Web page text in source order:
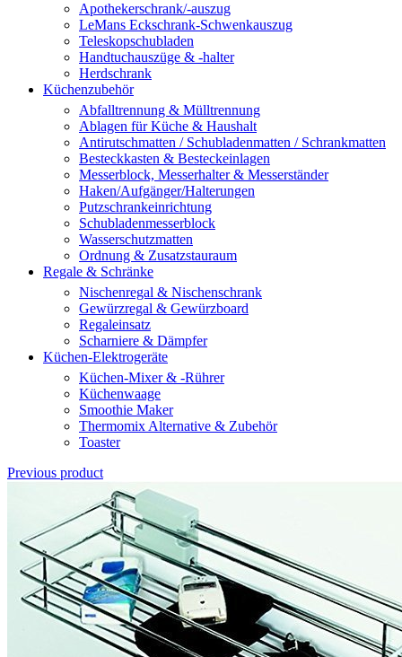
Apothekerschrank/-auszug
LeMans Eckschrank-Schwenkauszug
Teleskopschubladen
Handtuchauszüge & -halter
Herdschrank
Küchenzubehör
Abfalltrennung & Mülltrennung
Ablagen für Küche & Haushalt
Antirutschmatten / Schubladenmatten / Schrankmatten
Besteckkasten & Besteckeinlagen
Messerblock, Messerhalter & Messerständer
Haken/Aufgänger/Halterungen
Putzschrankeinrichtung
Schubladenmesserblock
Wasserschutzmatten
Ordnung & Zusatzstauraum
Regale & Schränke
Nischenregal & Nischenschrank
Gewürzregal & Gewürzboard
Regaleinsatz
Scharniere & Dämpfer
Küchen-Elektrogeräte
Küchen-Mixer & -Rührer
Küchenwaage
Smoothie Maker
Thermomix Alternative & Zubehör
Toaster
Previous product